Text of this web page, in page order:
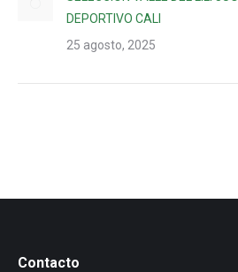
DEPORTIVO CALI
25 agosto, 2025
Contacto